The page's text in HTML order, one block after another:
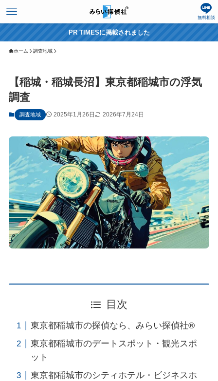
無料相談
PR TIMESに掲載されました
ホーム 調査地域
【稲城・稲城長沼】東京都稲城市の浮気
調査
調査地域 2025年1月26日 2026年7月24日
目次
東京都稲城市の探偵なら、みらい探偵社®︎
東京都稲城市のデートスポット・観光スポ
ット
東京都稲城市のシティホテル・ビジネスホ